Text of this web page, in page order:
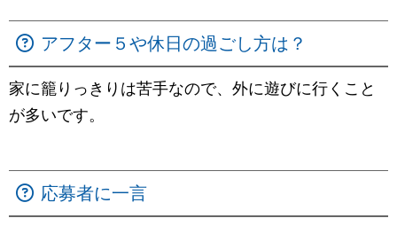
アフター５や休日の過ごし方は？
家に籠りっきりは苦手なので、外に遊びに行くこと
が多いです。
応募者に一言